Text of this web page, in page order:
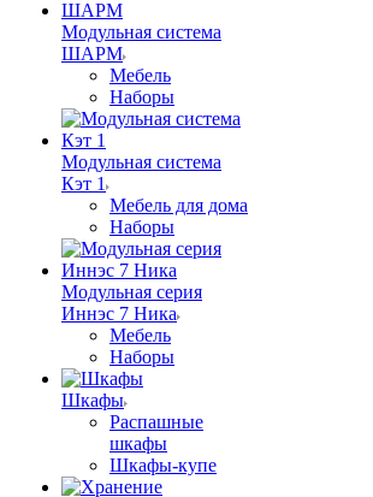
Модульная система
ШАРМ
Мебель
Наборы
Модульная система
Кэт 1
Мебель для дома
Наборы
Модульная серия
Иннэс 7 Ника
Мебель
Наборы
Шкафы
Распашные
шкафы
Шкафы-купе